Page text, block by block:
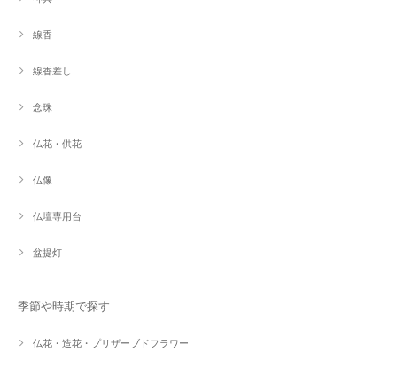
線香
線香差し
念珠
仏花・供花
仏像
仏壇専用台
盆提灯
季節や時期で探す
仏花・造花・プリザーブドフラワー